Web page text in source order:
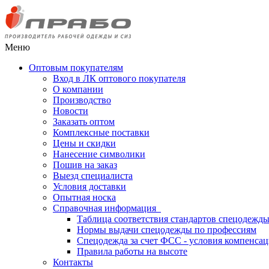
Меню
Оптовым покупателям
Вход в ЛК оптового покупателя
О компании
Производство
Новости
Заказать оптом
Комплексные поставки
Цены и скидки
Нанесение символики
Пошив на заказ
Выезд специалиста
Условия доставки
Опытная носка
Справочная информация
Таблица соответствия стандартов спецодежды
Нормы выдачи спецодежды по профессиям
Спецодежда за счет ФСС - условия
Правила работы на высоте
Контакты